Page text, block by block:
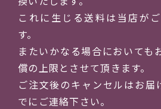
これに生じる送料は当店が
す。
またいかなる場合においても
償の上限とさせて頂きます。
ご注文後のキャンセルはお届
でにご連絡下さい。